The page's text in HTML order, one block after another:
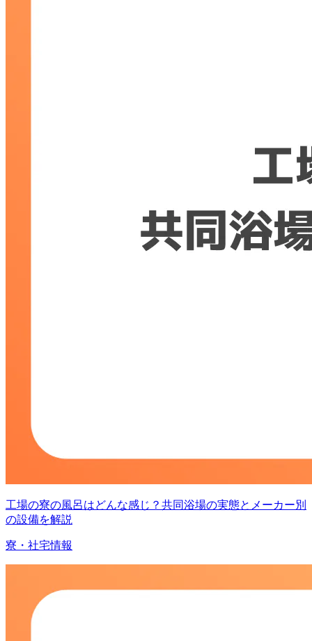
工場の寮の風呂はどんな感じ？共同浴場の実態とメーカー別
の設備を解説
寮・社宅情報